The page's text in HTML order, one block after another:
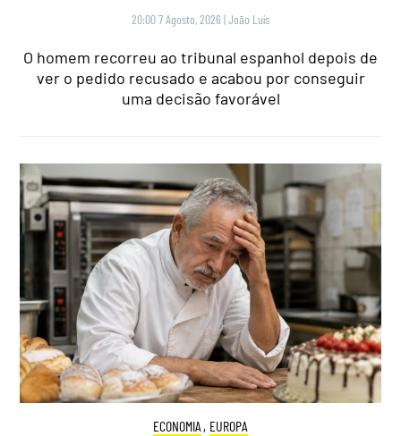
20:00 7 Agosto, 2026 |João Luís
O homem recorreu ao tribunal espanhol depois de
ver o pedido recusado e acabou por conseguir
uma decisão favorável
ECONOMIA , EUROPA